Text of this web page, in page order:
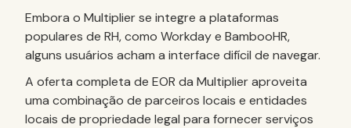
Embora o Multiplier se integre a plataformas
populares de RH, como Workday e BambooHR,
alguns usuários acham a interface difícil de navegar.
A oferta completa de EOR da Multiplier aproveita
uma combinação de parceiros locais e entidades
locais de propriedade legal para fornecer serviços